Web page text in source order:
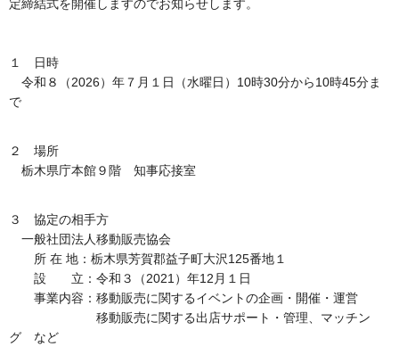
定締結式を開催しますのでお知らせします。
１ 日時
令和８（2026）年７月１日（水曜日）10時30分から10時45分ま
で
２ 場所
栃木県庁本館９階 知事応接室
３ 協定の相手方
一般社団法人移動販売協会
所 在 地：栃木県芳賀郡益子町大沢125番地１
設 立：令和３（2021）年12月１日
事業内容：移動販売に関するイベントの企画・開催・運営
移動販売に関する出店サポート・管理、マッチン
グ など